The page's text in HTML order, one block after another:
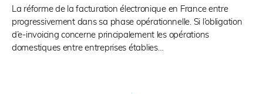
La réforme de la facturation électronique en France entre
progressivement dans sa phase opérationnelle. Si l’obligation
d’e-invoicing concerne principalement les opérations
domestiques entre entreprises établies…